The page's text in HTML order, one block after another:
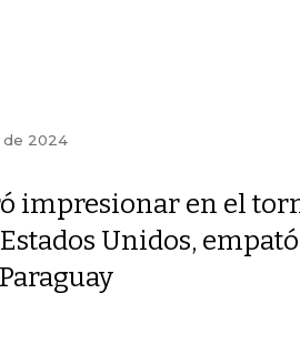
de 2024
impresionar en el
Unidos,